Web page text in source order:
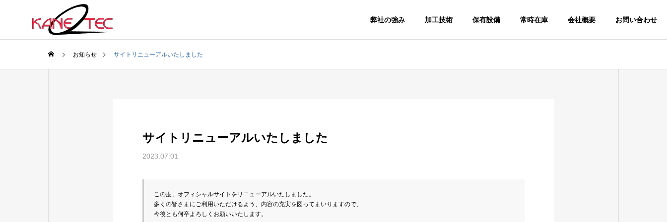
弊社の強み 加工技術 保有設備 常時在庫 会社概要 お問い合わせ
規格外品を一個から製作
市場の規格にないものを作ります
お知らせ サイトリニューアルいたしました
サイトリニューアルいたしました
2023.07.01
この度、オフィシャルサイトをリニューアルいたしました。
多くの皆さまにご利用いただけるよう、内容の充実を図ってまいりますので、
今後とも何卒よろしくお願いいたします。